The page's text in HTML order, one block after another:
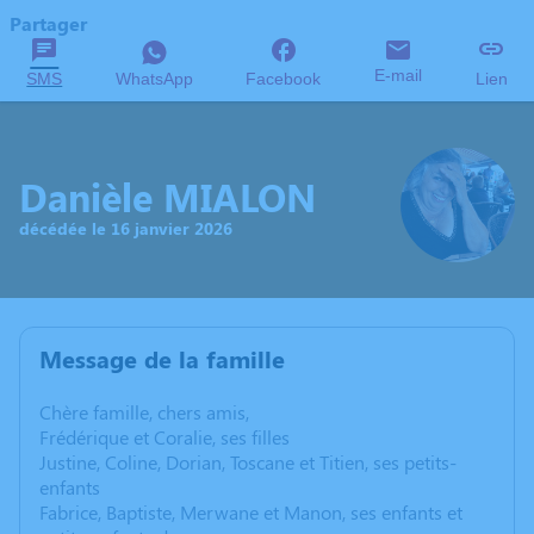
Partager
SMS WhatsApp Facebook E-mail Lien
Danièle MIALON
décédée le 16 janvier 2026
Message de la famille
Chère famille, chers amis,
Frédérique et Coralie, ses filles
Justine, Coline, Dorian, Toscane et Titien, ses petits-
enfants
Fabrice, Baptiste, Merwane et Manon, ses enfants et